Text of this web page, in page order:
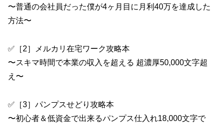
〜普通の会社員だった僕が4ヶ月目に月利40万を達成した
方法〜
✅［2］メルカリ在宅ワーク攻略本
〜スキマ時間で本業の収入を超える 超濃厚50,000文字超
え〜
✅［3］パンプスせどり攻略本
〜初心者＆低資金で出来るパンプス仕入れ18,000文字で